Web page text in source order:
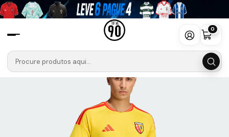
0
Início Camisolas Ligue 1 Uber Eats
Lens
Camisola Lens Primeiro Equipamento 2026-2027